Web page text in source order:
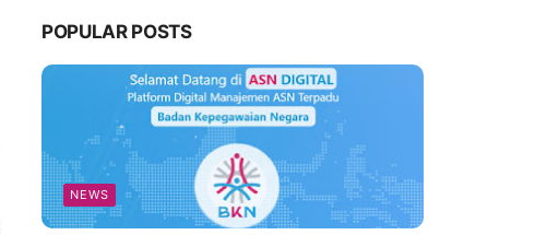
POPULAR POSTS
NEWS